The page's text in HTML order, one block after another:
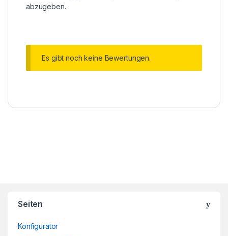
abzugeben.
Es gibt noch keine Bewertungen.
Seiten
Konfigurator